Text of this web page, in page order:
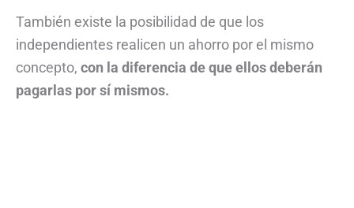
También existe la posibilidad de que los
independientes realicen un ahorro por el mismo
concepto, con la diferencia de que ellos deberán
pagarlas por sí mismos.